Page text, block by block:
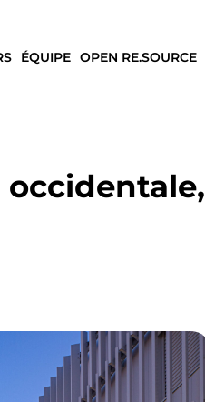
ÉQUIPE OPEN RE.SOURCE